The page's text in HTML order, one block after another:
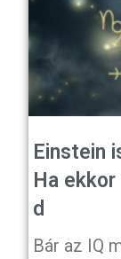
Einstein
Ha
d
Bár az IQ